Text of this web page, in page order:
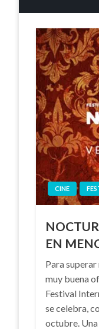
CINE
EN
Para
muy buena
Festival
se celebra,
octubre.